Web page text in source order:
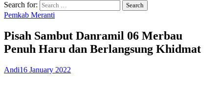
Search for:
Pemkab Meranti
Pisah Sambut Danramil 06 Merbau
Penuh Haru dan Berlangsung Khidmat
Andi16 January 2022